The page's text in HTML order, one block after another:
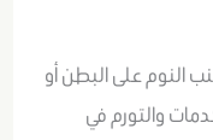
النوم على البطن أو
والتورم في